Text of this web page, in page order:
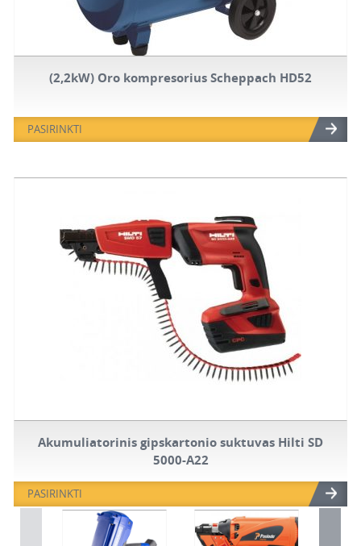
(2,2kW) Oro kompresorius Scheppach HD52
PASIRINKTI
Akumuliatorinis gipskartonio suktuvas Hilti SD
5000-A22
PASIRINKTI